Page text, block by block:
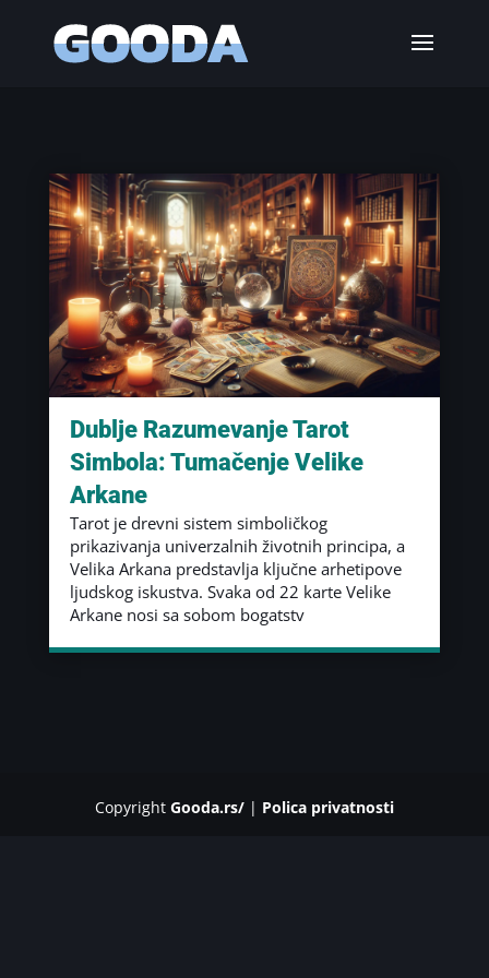
Dublje Razumevanje Tarot
Simbola: Tumačenje Velike
Arkane
Tarot je drevni sistem simboličkog
prikazivanja univerzalnih životnih principa, a
Velika Arkana predstavlja ključne arhetipove
ljudskog iskustva. Svaka od 22 karte Velike
Arkane nosi sa sobom bogatstv
Copyright Gooda.rs/| Polica privatnosti